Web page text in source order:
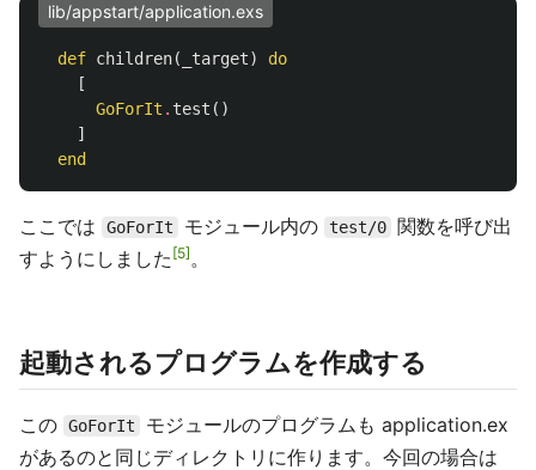
lib/appstart/application.exs
def children( _target)
do
[
GoForIt . test ()
]
end
ここでは GoForIt モジュール内の test/0 関数を呼び出
すようにしました 5 。
起動されるプログラムを作成する
この GoForIt
モジュールのプログラムも application.ex
があるのと同じディレクトリに作ります。今回の場合は